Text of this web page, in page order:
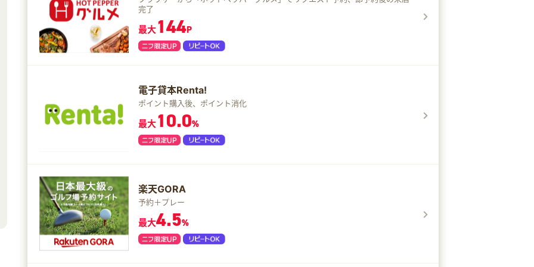
完了
最大144P
電子貸本Renta!
ポイント購入後、ポイント消化
最大10.0%
楽天GORA
予約＋プレー
最大4.5%